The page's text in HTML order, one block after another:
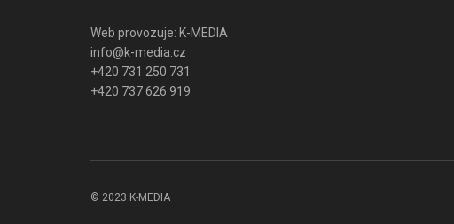
Web provozuje: K-MEDIA
info@k-media.cz
+420 731 250 731
+420 737 626 919
© 2023 K-MEDIA